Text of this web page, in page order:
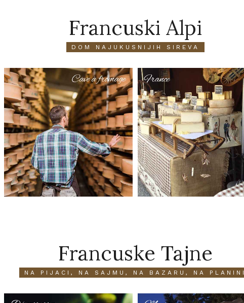
Francuski Alpi
DOM NAJUKUSNIJIH SIREVA
Francuske Tajne
NA PIJACI, NA SAJMU, NA BAZARU, NA PLANINI